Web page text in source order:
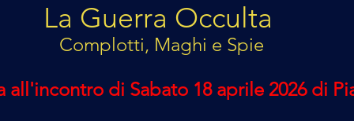
La Guerra Occulta
Complotti, Maghi e Spie
all'incontro di Sabato 18 aprile 2026 di